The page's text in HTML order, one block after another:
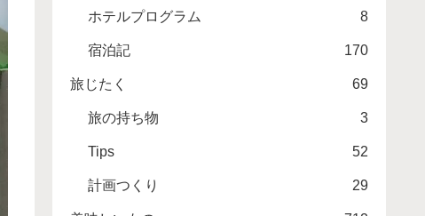
ホテルプログラム 8
宿泊記 170
旅じたく 69
旅の持ち物 3
Tips 52
計画つくり 29